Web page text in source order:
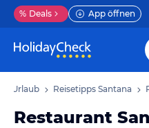
% Deals App öffnen
Urlaub Reisetipps Santana
Restaurant